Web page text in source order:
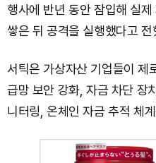
행사에 반년 동안 잠입해 실
쌓은 뒤 공격을 실행했다고 전
서틱은 가상자산 기업들이 제
급망 보안 강화, 자금 차단 장
니터링, 온체인 자금 추적 체